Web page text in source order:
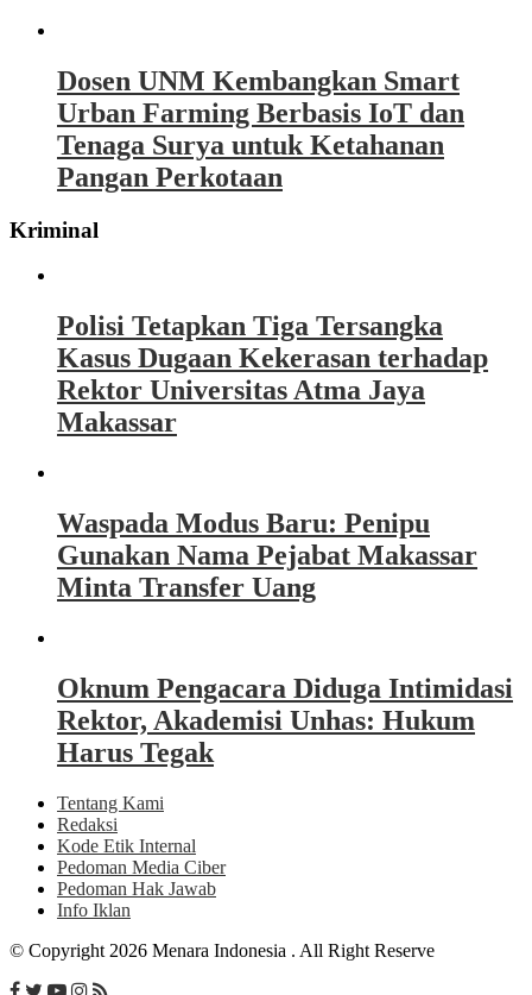
Dosen UNM Kembangkan Smart
Urban Farming Berbasis IoT dan
Tenaga Surya untuk Ketahanan
Pangan Perkotaan
Kriminal
Polisi Tetapkan Tiga Tersangka
Kasus Dugaan Kekerasan terhadap
Rektor Universitas Atma Jaya
Makassar
Waspada Modus Baru: Penipu
Gunakan Nama Pejabat Makassar
Minta Transfer Uang
Oknum Pengacara Diduga Intimidasi
Rektor, Akademisi Unhas: Hukum
Harus Tegak
Tentang Kami
Redaksi
Kode Etik Internal
Pedoman Media Ciber
Pedoman Hak Jawab
Info Iklan
© Copyright 2026 Menara Indonesia . All Right Reserve